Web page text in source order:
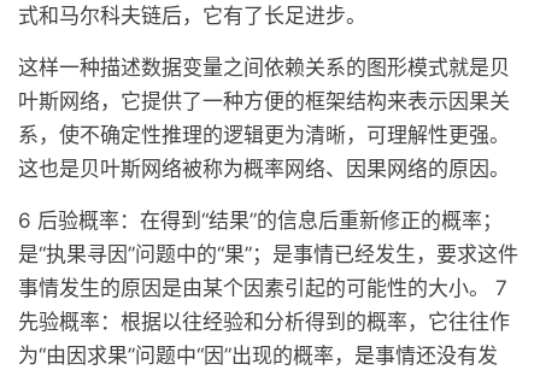
式和马尔科夫链后，它有了长足进步。
这样一种描述数据变量之间依赖关系的图形模式就是贝
叶斯网络，它提供了一种方便的框架结构来表示因果关
系，使不确定性推理的逻辑更为清晰，可理解性更强。
这也是贝叶斯网络被称为概率网络、因果网络的原因。
6 后验概率：在得到“结果”的信息后重新修正的概率；
是“执果寻因”问题中的“果”；是事情已经发生，要求这件
事情发生的原因是由某个因素引起的可能性的大小。 7
先验概率：根据以往经验和分析得到的概率，它往往作
为“由因求果”问题中“因”出现的概率，是事情还没有发